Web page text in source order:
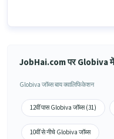
JobHai.com पर Globiva में
Globiva जॉब्स बाय क्वालिफिकेशन
12वीं पास Globiva जॉब्स (31)
10वीं से नीचे Globiva जॉब्स